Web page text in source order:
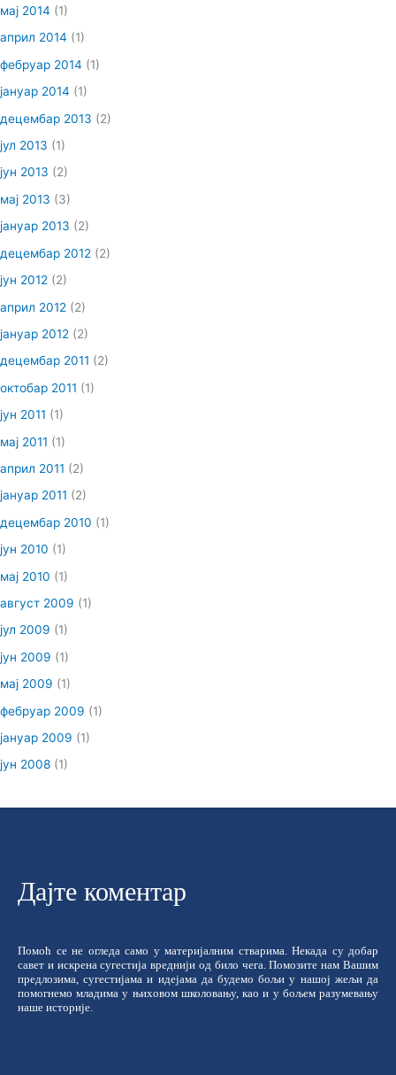
мај 2014 (1)
април 2014 (1)
фебруар 2014 (1)
јануар 2014 (1)
децембар 2013 (2)
јул 2013 (1)
јун 2013 (2)
мај 2013 (3)
јануар 2013 (2)
децембар 2012 (2)
јун 2012 (2)
април 2012 (2)
јануар 2012 (2)
децембар 2011 (2)
октобар 2011 (1)
јун 2011 (1)
мај 2011 (1)
април 2011 (2)
јануар 2011 (2)
децембар 2010 (1)
јун 2010 (1)
мај 2010 (1)
август 2009 (1)
јул 2009 (1)
јун 2009 (1)
мај 2009 (1)
фебруар 2009 (1)
јануар 2009 (1)
јун 2008 (1)
Дајте коментар
Помоћ се не огледа само у материјалним стварима. Некада су добар
савет и искрена сугестија вреднији од било чега. Помозите нам Вашим
предлозима, сугестијама и идејама да будемо бољи у нашој жељи да
помогнемо младима у њиховом школовању, као и у бољем разумевању
наше историје.